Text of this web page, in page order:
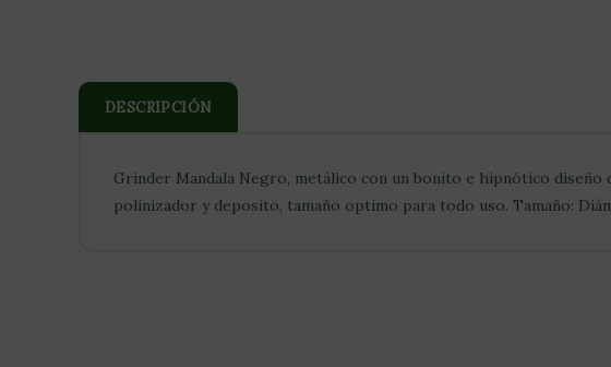
DESCRIPCIÓN
Grinder Mandala Negro, metálico con un bonito e hipnótico diseño
polinizador y deposito, tamaño optimo para todo uso. Tamaño: